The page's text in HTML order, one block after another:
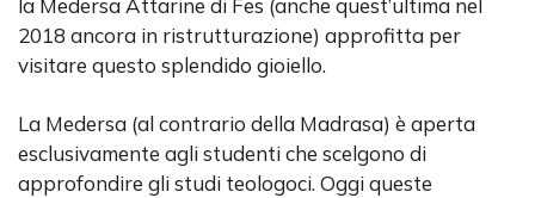
la Medersa Attarine di Fes (anche quest’ultima nel
2018 ancora in ristrutturazione) approfitta per
visitare questo splendido gioiello.
La Medersa (al contrario della Madrasa) è aperta
esclusivamente agli studenti che scelgono di
approfondire gli studi teologoci. Oggi queste